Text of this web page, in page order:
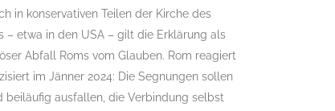
in konservativen Teilen der Kirche des
– etwa in den USA – gilt die Erklärung als
Abfall Roms vom Glauben. Rom reagiert
im Jänner 2024: Die Segnungen sollen
beiläufig ausfallen, die Verbindung selbst